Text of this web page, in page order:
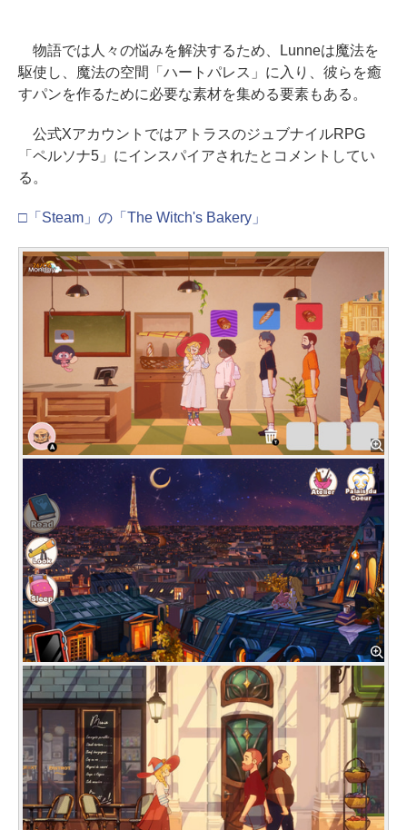
物語では人々の悩みを解決するため、Lunneは魔法を
駆使し、魔法の空間「ハートパレス」に入り、彼らを癒
すパンを作るために必要な素材を集める要素もある。
公式XアカウントではアトラスのジュブナイルRPG
「ペルソナ5」にインスパイアされたとコメントしてい
る。
□「Steam」の「The Witch's Bakery」